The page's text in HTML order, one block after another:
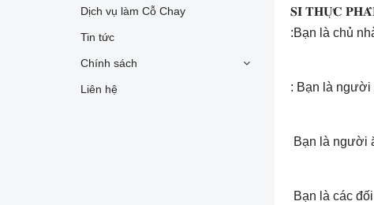
𝐒𝐈̉ 𝐓𝐇𝐔̛̣𝐂
:Bạn là chủ
: Bạn là người
Bạn là người
Bạn là các
Dịch vụ làm Cỗ Chay
Tin tức
Chính sách
Liên hệ